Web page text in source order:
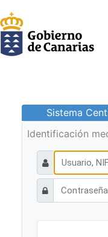
Sistema
Identificación